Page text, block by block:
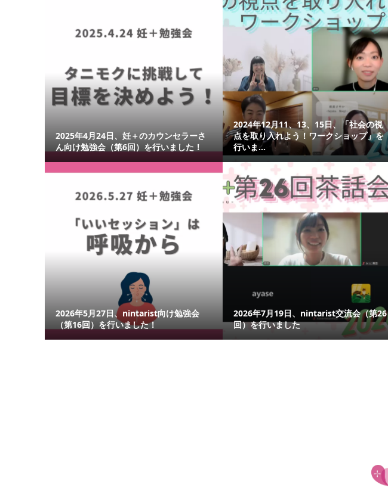
2025年4月24日、妊＋のカウンセラーさ
ん向け勉強会（第6回）を行いました！
2024年12月11、13、15日、「社会の視
点を取り入れよう！ワークショップ」を
行いま...
2026年5月27日、nintarist向け勉強会
（第16回）を行いました！
2026年7月19日、nintarist交流会（第26
回）を行いました